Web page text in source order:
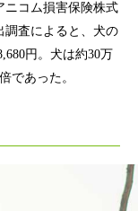
ニコム損害保険株式
調査によると、犬の
円。犬は約30万
であった。